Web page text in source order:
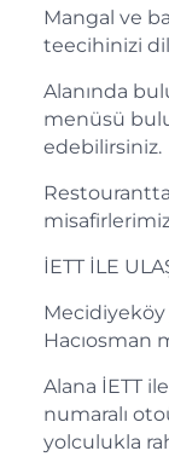
Mangal ve
teecihinizi
Alanında
menüsü
edebilirsiniz.
İETT İLE
Mecidiyeköy
Hacıosman
Alana İETT
numaralı
yolculukla